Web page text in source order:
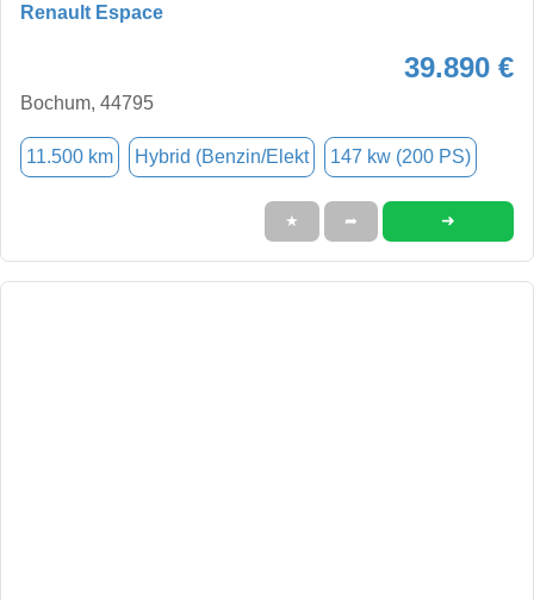
Renault Espace
39.890 €
Bochum, 44795
11.500 km Hybrid (Benzin/Elekt 147 kw (200 PS)
★ ➦ ➜